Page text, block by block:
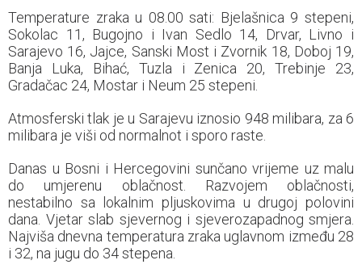
Temperature zraka u 08.00 sati: Bjelašnica 9 stepeni,
Sokolac 11, Bugojno i Ivan Sedlo 14, Drvar, Livno i
Sarajevo 16, Jajce, Sanski Most i Zvornik 18, Doboj 19,
Banja Luka, Bihać, Tuzla i Zenica 20, Trebinje 23,
Gradačac 24, Mostar i Neum 25 stepeni.
Atmosferski tlak je u Sarajevu iznosio 948 milibara, za 6
milibara je viši od normalnot i sporo raste.
Danas u Bosni i Hercegovini sunčano vrijeme uz malu
do umjerenu oblačnost. Razvojem oblačnosti,
nestabilno sa lokalnim pljuskovima u drugoj polovini
dana. Vjetar slab sjevernog i sjeverozapadnog smjera.
Najviša dnevna temperatura zraka uglavnom između 28
i 32, na jugu do 34 stepena.